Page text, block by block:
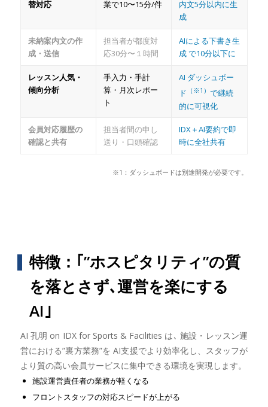
替対応 業で10〜15分/件
内文5分以内に生
成
未納案内文の作
成・送信
担当者が都度対
応30分〜１時間
AIによる下書き生
成 で10分以下に
レッスン人気・
傾向分析
手入力・手計
算・月次レポー
ト
AI ダッシュボー
ド （※1） で継続
的に可視化
会員対応履歴の
確認と共有
担当者間の申し
送り・口頭確認
IDX＋AI要約で即
時に全社共有
※1：ダッシュボードは別途開発が必要です。
特徴：｢”ホスピタリティ”の質
を落とさず､運営を楽にする
AI｣
AI 孔明 on IDX for Sports & Facilities は､ 施設・レッスン運
営における”裏方業務”を AI支援でより効率化し、スタッフが
より質の高い会員サービスに集中できる環境を実現します。
施設運営責任者の業務が軽くなる
フロントスタッフの対応スピードが上がる